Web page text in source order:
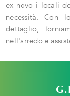
ex novo i locali
necessità. Con
dettaglio,
nell'arredo e